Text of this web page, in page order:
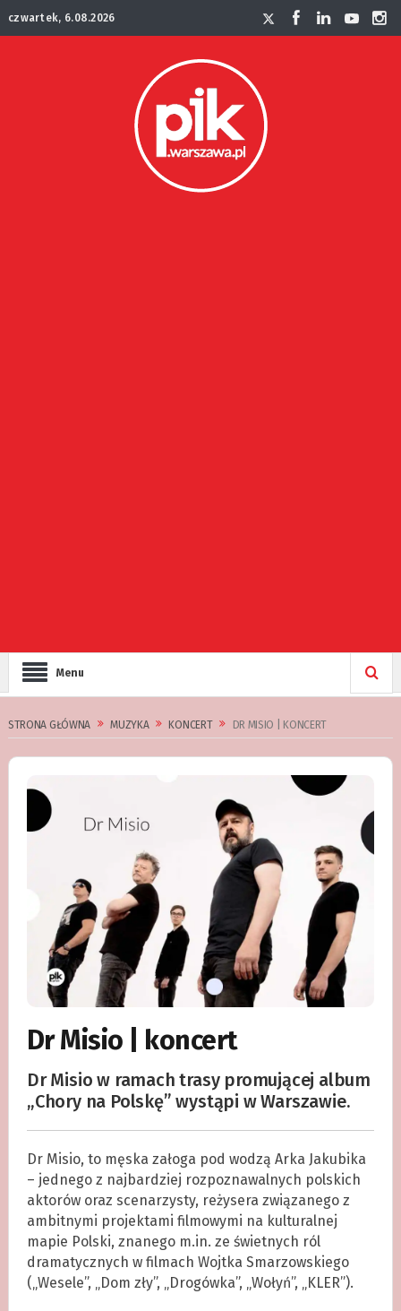
czwartek, 6.08.2026
Menu
STRONA GŁÓWNA MUZYKA KONCERT DR MISIO | KONCERT
Dr Misio | koncert
Dr Misio w ramach trasy promującej album
„Chory na Polskę” wystąpi w Warszawie.
Dr Misio, to męska załoga pod wodzą Arka Jakubika
– jednego z najbardziej rozpoznawalnych polskich
aktorów oraz scenarzysty, reżysera związanego z
ambitnymi projektami filmowymi na kulturalnej
mapie Polski, znanego m.in. ze świetnych ról
dramatycznych w filmach Wojtka Smarzowskiego
(„Wesele”, „Dom zły”, „Drogówka”, „Wołyń”, „KLER”).